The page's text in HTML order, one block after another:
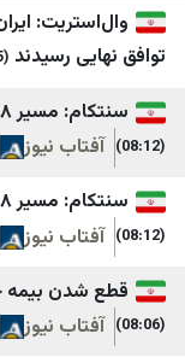
JINHA Ar
المرصد
مركز
يكتي سوريا
ARK News
الشرق
التلفزيون
العالم سورية
ایران و عمان بر
(08:15)
آفتاب
هرمز تغییر دادیم
نیوز
هرمز تغییر دادیم
نیوز
۵۰۰ هزار کارگر طی پنج سال
نیوز